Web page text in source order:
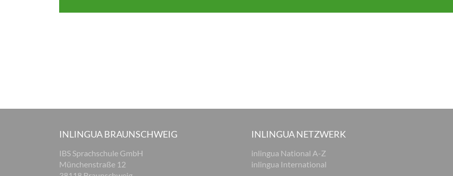
INLINGUA BRAUNSCHWEIG
IBS Sprachschule GmbH
Münchenstraße 12
INLINGUA NETZWERK
inlingua National A-Z
inlingua International